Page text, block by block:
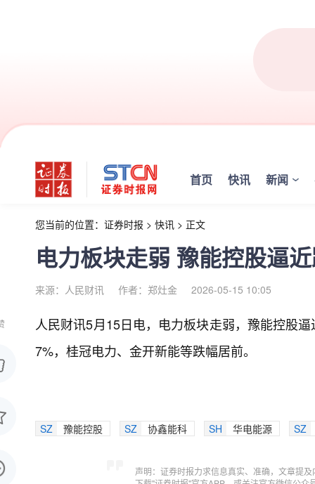
首页 快讯 新闻
您当前的位置： 证券时报 > 快讯 > 正文
电力板块走弱 豫能控股逼
来源：人民财讯 作者：郑灶金 2026-05-15 10:05
人民财讯5月15日电， 电力板块走弱，豫能控股
7%，桂冠电力、金开新能等跌幅居前。
SZ 豫能控股 SZ 协鑫能科 SH 华电能源 SZ
声明：证券时报力求信息真实、准确，文章提